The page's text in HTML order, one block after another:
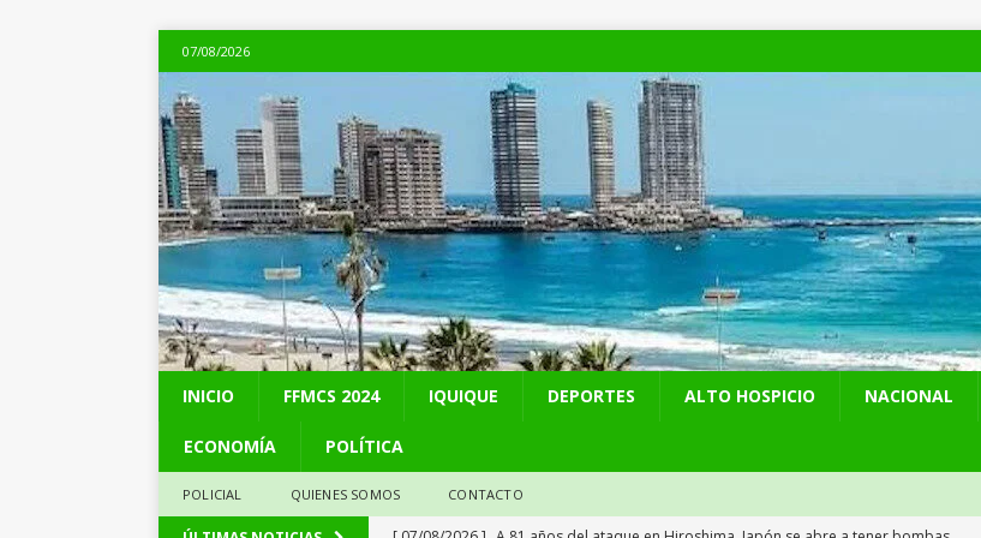
07/08/2026
INICIO FFMCS 2024 IQUIQUE DEPORTES ALTO HOSPICIO NACIONAL
ECONOMÍA POLÍTICA
POLICIAL QUIENES SOMOS CONTACTO